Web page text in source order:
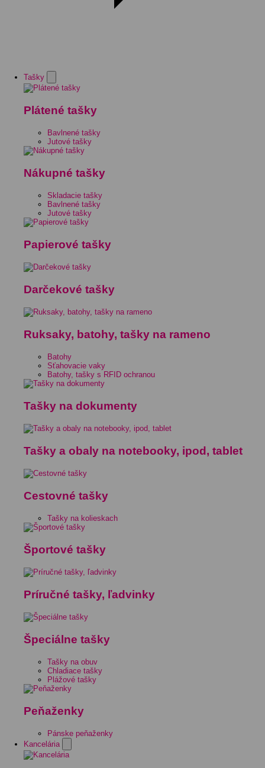
Tašky
Plátené tašky
Bavlnené tašky
Jutové tašky
Nákupné tašky
Skladacie tašky
Bavlnené tašky
Jutové tašky
Papierové tašky
Darčekové tašky
Ruksaky, batohy, tašky na rameno
Batohy
Sťahovacie vaky
Batohy, tašky s RFID ochranou
Tašky na dokumenty
Tašky a obaly na notebooky, ipod, tablet
Cestovné tašky
Tašky na kolieskach
Športové tašky
Príručné tašky, ľadvinky
Špeciálne tašky
Tašky na obuv
Chladiace tašky
Plážové tašky
Peňaženky
Pánske peňaženky
Kancelária